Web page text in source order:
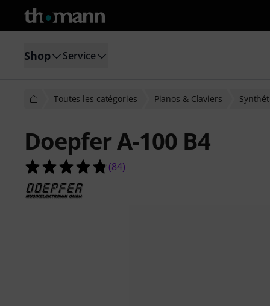
Shop Service
Toutes les catégories Pianos & Claviers
Doepfer A-100 B4
4.8 étoiles sur 5 d'après 84
(84)